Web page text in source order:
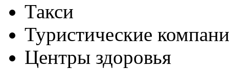
Такси
Туристические
Центры здоровья